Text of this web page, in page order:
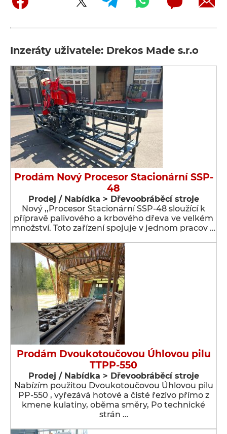
Inzeráty uživatele: Drekos Made s.r.o
Prodám Nový Procesor Stacionární SSP-
48
Prodej / Nabídka > Dřevoobráběcí stroje
Nový ,,Procesor Stacionární SSP-48 sloužící k
přípravě palivového a krbového dřeva ve velkém
množství. Toto zařízení spojuje v jednom pracov …
Prodám Dvoukotoučovou Úhlovou pilu
TTPP-550
Prodej / Nabídka > Dřevoobráběcí stroje
Nabízím použitou Dvoukotoučovou Úhlovou pilu
PP-550 , vyřezává hotové a čisté řezivo přímo z
kmene kulatiny, oběma směry, Po technické
strán …